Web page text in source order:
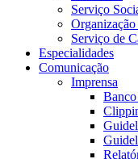
Serviço
Serviço de
Especialidades
Comunicação
Imprensa